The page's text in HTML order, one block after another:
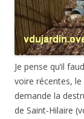
Je pense qu’il
voire récentes,
demande la
de Saint-Hilaire